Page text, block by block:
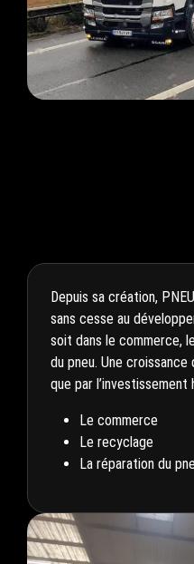
Depuis sa création,
sans cesse au
soit dans le commerce,
du pneu. Une
que par l’investissement
Le commerce
Le recyclage
La réparation du